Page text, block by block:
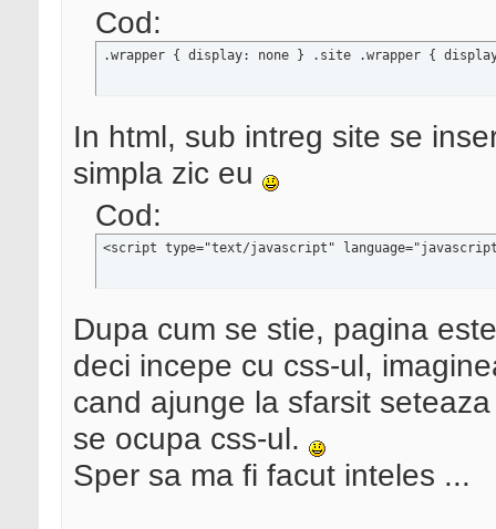
Cod:
.wrapper { display: none } .site .wrapper {
In html, sub intreg site se
simpla zic eu
Cod:
<script type="text/javascript"
Dupa cum se stie, pagina
deci incepe cu css-ul,
cand ajunge la sfarsit
se ocupa css-ul.
Sper sa ma fi facut inteles ...